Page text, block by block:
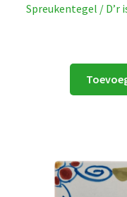
Spreukentegel / D’r